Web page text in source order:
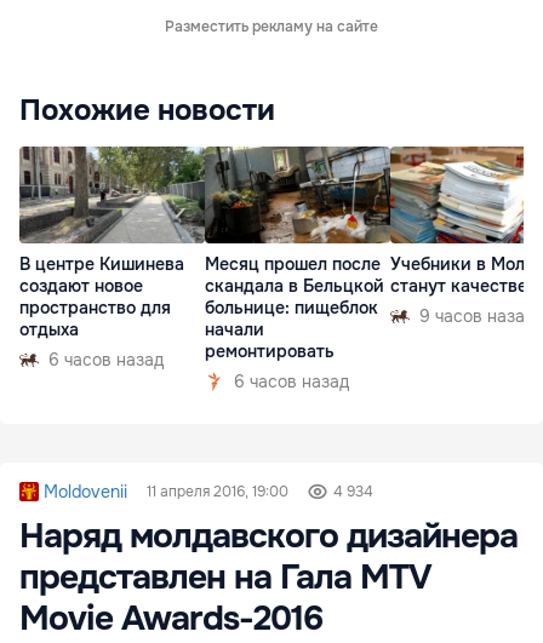
Разместить рекламу на сайте
Похожие новости
В центре Кишинева
создают новое
пространство для
отдыха
6 часов назад
Месяц прошел после
скандала в Бельцкой
больнице: пищеблок
начали
ремонтировать
6 часов назад
Учебники в
станут
9 часов назад
Moldovenii 11 апреля 2016, 19:00 4 934
Наряд молдавского дизайнера
представлен на Гала MTV
Movie Awards-2016